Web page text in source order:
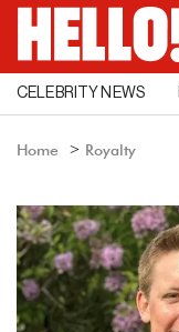
CELEBRITY NEWS
Home Royalty